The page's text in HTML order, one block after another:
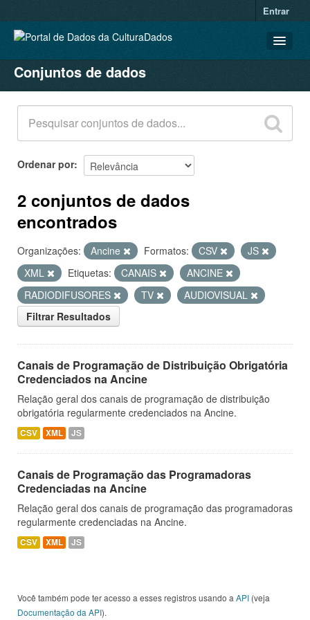
Entrar
CONJUNTOS DE DADOS
ORGANIZAÇÕES
GRUPOS
SOBRE
Conjuntos de dados
Ordenar por
2 conjuntos de dados
encontrados
Organizações: Ancine Formatos: CSV
JS
XML
Etiquetas: CANAIS
ANCINE
RADIODIFUSORES
TV
AUDIOVISUAL
Filtrar Resultados
Canais de Programação de Distribuição Obrigatória
Credenciados na Ancine
Relação geral dos canais de programação de distribuição
obrigatória regularmente credenciados na Ancine.
CSV XML JS
Canais de Programação das Programadoras
Credenciadas na Ancine
Relação geral dos canais de programação das programadoras
regularmente credenciadas na Ancine.
CSV XML JS
Você também pode ter acesso a esses registros usando a API (veja
Documentação da API).